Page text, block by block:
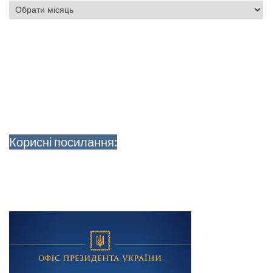
Архіви
Корисні посилання: